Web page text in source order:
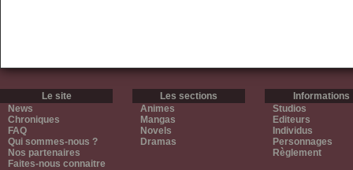
Le site
News
Chroniques
FAQ
Qui sommes-nous ?
Nos partenaires
Faites-nous connaitre
Les sections
Animes
Mangas
Novels
Dramas
Informations
Studios
Editeurs
Individus
Personnages
Règlement